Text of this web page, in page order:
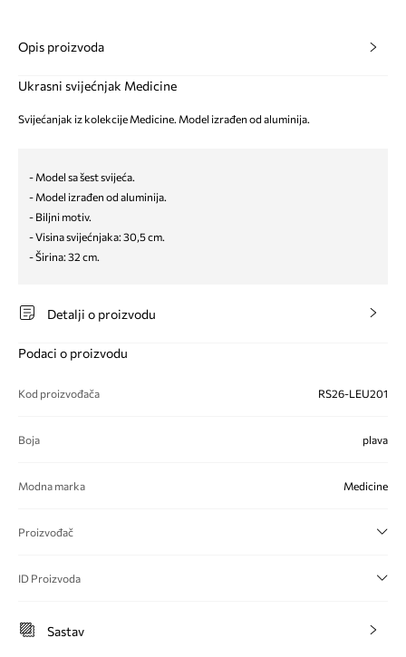
Opis proizvoda
Ukrasni svijećnjak Medicine
Svijećanjak iz kolekcije Medicine. Model izrađen od aluminija.
- Model sa šest svijeća.
- Model izrađen od aluminija.
- Biljni motiv.
- Visina svijećnjaka: 30,5 cm.
- Širina: 32 cm.
Detalji o proizvodu
Podaci o proizvodu
Kod proizvođača RS26-LEU201
Boja plava
Modna marka Medicine
Proizvođač
ID Proizvoda
Sastav